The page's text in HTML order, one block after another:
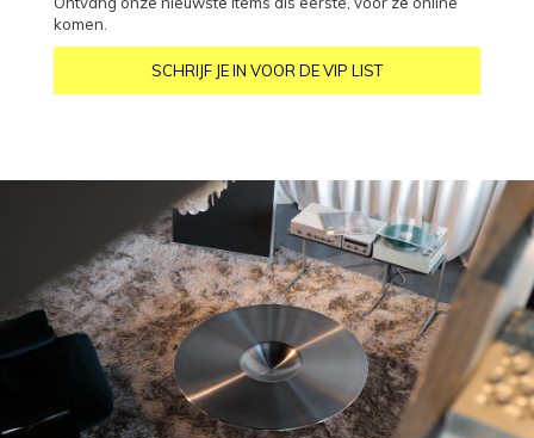
komen.
SCHRIJF JE IN VOOR DE VIP LIST